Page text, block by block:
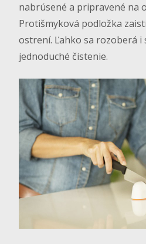
nabrúsené a pripravené na
Protišmyková podložka
ostrení. Ľahko sa rozoberá i
jednoduché čistenie.